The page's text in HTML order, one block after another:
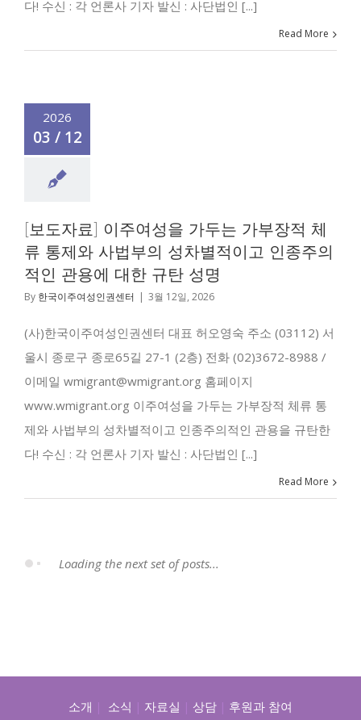
다! 수신 : 각 언론사 기자 발신 : 사단법인 [...]
Read More
2026
03 / 12
[보도자료] 이주여성을 가두는 가부장적 체
류 통제와 사법부의 성차별적이고 인종주의
적인 관용에 대한 규탄 성명
By 한국이주여성인권센터 | 3월 12일, 2026
(사)한국이주여성인권센터 대표 허오영숙 주소 (03112) 서
울시 종로구 종로65길 27-1 (2층) 전화 (02)3672-8988 /
이메일 wmigrant@wmigrant.org 홈페이지
www.wmigrant.org 이주여성을 가두는 가부장적 체류 통
제와 사법부의 성차별적이고 인종주의적인 관용을 규탄한
다! 수신 : 각 언론사 기자 발신 : 사단법인 [...]
Read More
Loading the next set of posts...
소개 | 소식 | 자료실 | 상담 | 후원과 참여